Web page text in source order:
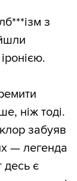
з
ніж тоді.
забуяв
— легенда
десь є